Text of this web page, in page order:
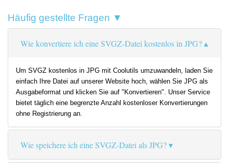
Häufig gestellte Fragen ▼
Wie konvertiere ich eine SVGZ-Datei kostenlos in JPG?
Um SVGZ kostenlos in JPG mit Coolutils umzuwandeln, laden Sie
einfach Ihre Datei auf unserer Website hoch, wählen Sie JPG als
Ausgabeformat und klicken Sie auf "Konvertieren". Unser Service
bietet täglich eine begrenzte Anzahl kostenloser Konvertierungen
ohne Registrierung an.
Wie speichere ich eine SVGZ-Datei als JPG?